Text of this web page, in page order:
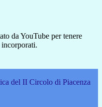
da YouTube per tenere
del II Circolo di Piacenza